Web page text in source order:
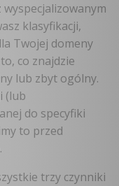
wyspecjalizowanym
klasyfikacji,
Twojej domeny
co znajdzie
lub zbyt ogólny.
(lub
do specyfiki
to przed
trzy czynniki